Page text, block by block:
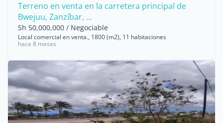
Terreno en venta en la carretera principal de
Bwejuu, Zanzíbar, ...
Sh 50,000,000 / Negociable
Local comercial en venta., 1800 (m2), 11 habitaciones
hace 8 meses